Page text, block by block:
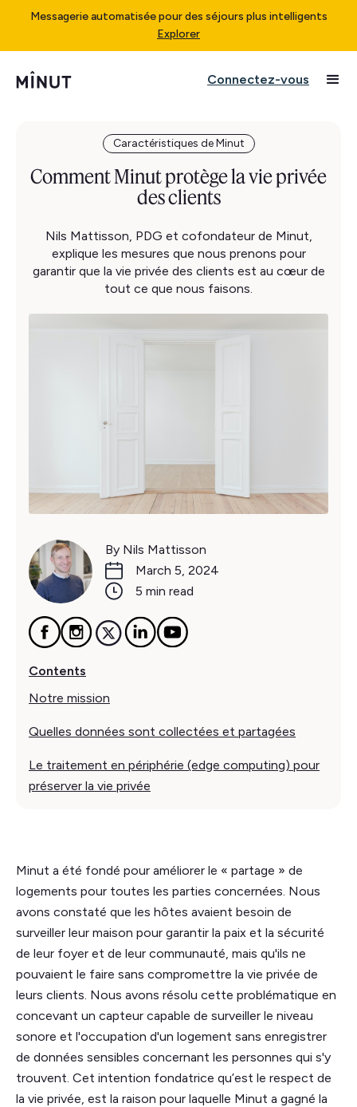
Messagerie automatisée pour des séjours plus intelligents
Explorer
Connectez-vous
Caractéristiques de Minut
Comment Minut protège la vie privée
des clients
Nils Mattisson, PDG et cofondateur de Minut,
explique les mesures que nous prenons pour
garantir que la vie privée des clients est au cœur de
tout ce que nous faisons.
By Nils Mattisson
March 5, 2024
5 min read
Contents
Notre mission
Quelles données sont collectées et partagées
Le traitement en périphérie (edge computing) pour
préserver la vie privée
Minut a été fondé pour améliorer le « partage » de
logements pour toutes les parties concernées. Nous
avons constaté que les hôtes avaient besoin de
surveiller leur maison pour garantir la paix et la sécurité
de leur foyer et de leur communauté, mais qu'ils ne
pouvaient le faire sans compromettre la vie privée de
leurs clients. Nous avons résolu cette problématique en
concevant un capteur capable de surveiller le niveau
sonore et l'occupation d'un logement sans enregistrer
de données sensibles concernant les personnes qui s'y
trouvent. Cet intention fondatrice qu’est le respect de
la vie privée, est la raison pour laquelle Minut a gagné la